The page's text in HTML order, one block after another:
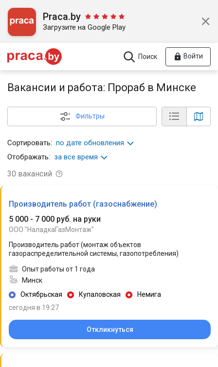
Praca.by
Загрузите на Google Play
Поиск Войти
Вакансии и работа: Прораб в Минске
Фильтры
Сортировать: по дате обновления
Отображать: за все время
30 вакансий
Производитель работ (газоснабжение)
5 000 - 7 000 руб. на руки
ООО "НаладкаГазМонтаж"
Производитель работ (монтаж объектов
газораспределительной системы, газопотребления)
Опыт работы от 1 года
Минск
Октябрьская
Купаловская
Немига
сегодня в 19:27
Откликнуться